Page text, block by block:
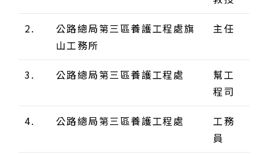
2.
公路總局第三區養護工程處旗
山工務所
主任
3. 公路總局第三區養護工程處
幫工
程司
4. 公路總局第三區養護工程處
工務
員